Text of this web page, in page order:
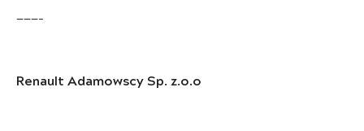
———-
Renault Adamowscy Sp. z.o.o